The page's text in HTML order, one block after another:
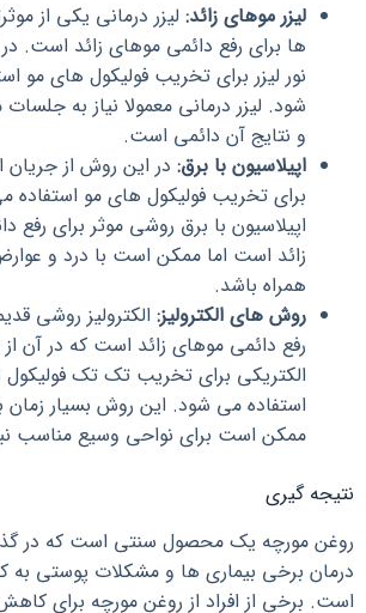
لیزر موهای زائد: لیزر درمانی یکی از
ها برای رفع دائمی موهای زائد است.
نور لیزر برای تخریب فولیکول های مو
شود. لیزر درمانی معمولا نیاز به جلسات
و نتایج آن دائمی است.
اپيلاسيون با برق: در این روش از جریان
برای تخریب فولیکول های مو استفاده
اپيلاسيون با برق روشی موثر برای رفع
زائد است اما ممکن است با درد و
همراه باشد.
روش های الکترولیز: الکترولیز روشی
رفع دائمی موهای زائد است که در آن
الکتریکی برای تخریب تک تک
استفاده می شود. این روش بسیار
ممکن است برای نواحی وسیع مناسب
نتیجه گیری
روغن مورچه یک محصول سنتی است که در
درمان برخی بیماری ها و مشکلات پوستی به
است. برخی از افراد از روغن مورچه برای